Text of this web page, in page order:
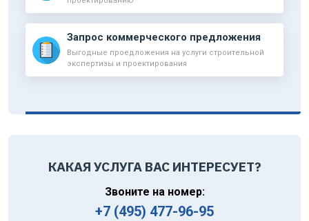
Запрос коммерческого предложения
Выгодные проедложения на услуги строительной
экспертизы и проектирования
КАКАЯ УСЛУГА ВАС ИНТЕРЕСУЕТ?
Звоните на номер:
+7 (495) 477-96-95